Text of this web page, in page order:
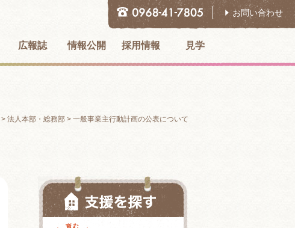
広報誌 情報公開 採用情報 見学
> 法人本部・総務部 > 一般事業主行動計画の公表について
お問い合わせ